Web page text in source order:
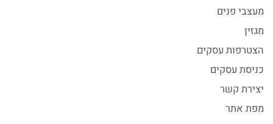
מעצבי פנים
מגזין
הצטרפות עסקים
כניסת עסקים
יצירת קשר
מפת אתר